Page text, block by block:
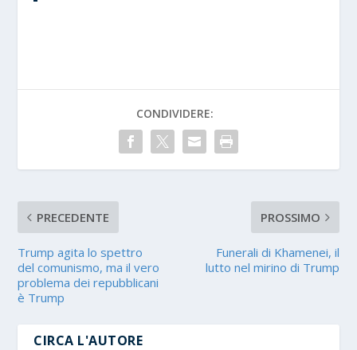
CONDIVIDERE:
PRECEDENTE
Trump agita lo spettro
del comunismo, ma il vero
problema dei repubblicani
è Trump
PROSSIMO
Funerali di Khamenei, il
lutto nel mirino di Trump
CIRCA L'AUTORE